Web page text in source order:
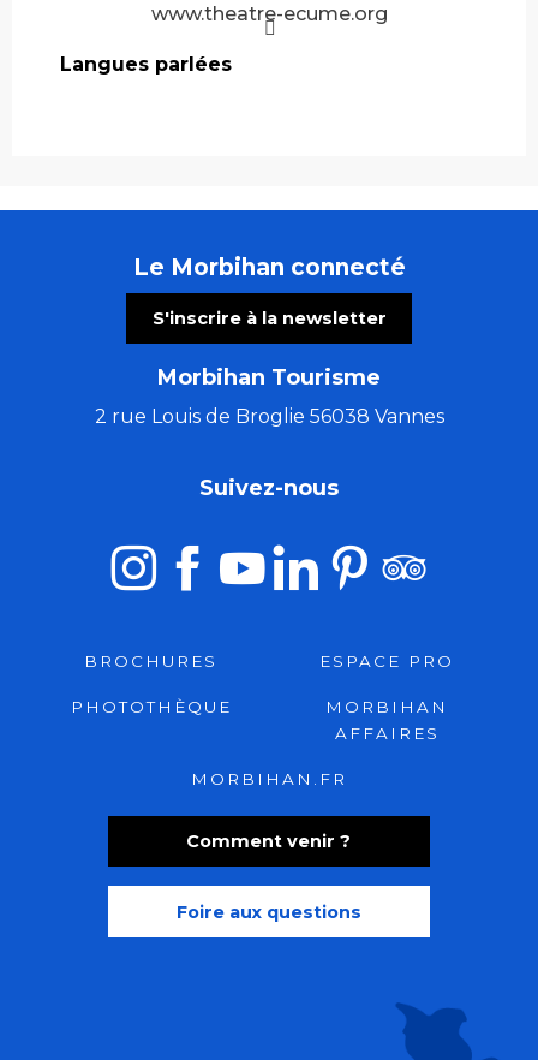
www.theatre-ecume.org
Langues parlées
Langues parlées
Le Morbihan connecté
S'inscrire à la newsletter
Morbihan Tourisme
2 rue Louis de Broglie 56038 Vannes
Comment venir ?
Foire aux questions
Suivez-nous
BROCHURES ESPACE PRO
PHOTOTHÈQUE
MORBIHAN
AFFAIRES
MORBIHAN.FR